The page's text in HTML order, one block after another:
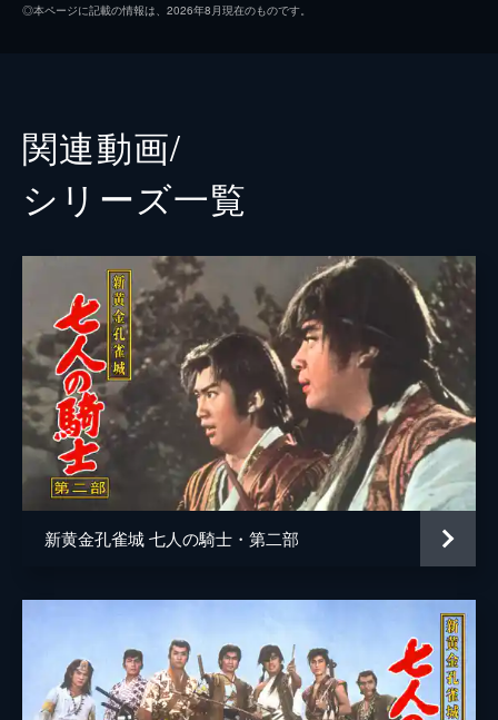
戸上城太郎
吉田義夫
監督 山下耕作
脚本 結束信二
高田宏治
原作 北村寿夫
音楽 山田栄一
◎本ページに記載の情報は、2026年8月現在のものです。
関連動画/
シリーズ⼀覧
新黄金孔雀城 七人の騎士・第二部